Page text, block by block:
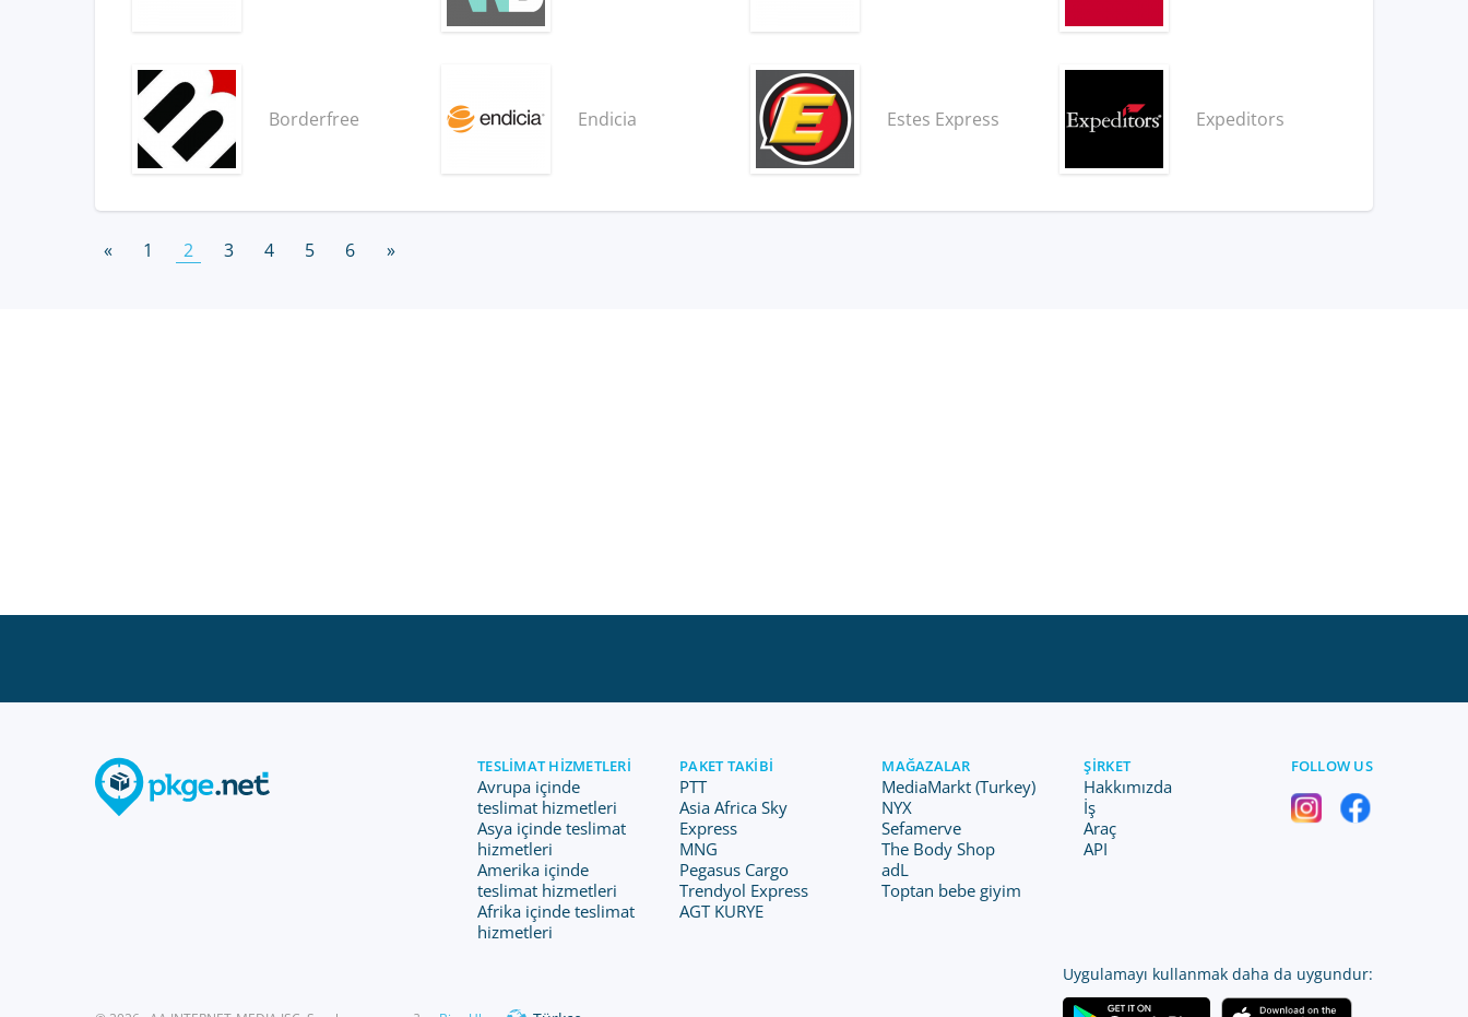
Borderfree Endicia Estes Express Expeditors
« 1 2 3 4 5 6 »
TESLIMAT HIZMETLERI
Avrupa içinde
teslimat hizmetleri
Asya içinde teslimat
hizmetleri
Amerika içinde
teslimat hizmetleri
Afrika içinde teslimat
hizmetleri
PAKET TAKIBI
PTT
Asia Africa Sky
Express
MNG
Pegasus Cargo
Trendyol Express
AGT KURYE
MAĞAZALAR
MediaMarkt (Turkey)
NYX
Sefamerve
The Body Shop
adL
Toptan bebe giyim
ŞIRKET
Hakkımızda
İş
Araç
API
FOLLOW US
Uygulamayı kullanmak daha da uygundur: